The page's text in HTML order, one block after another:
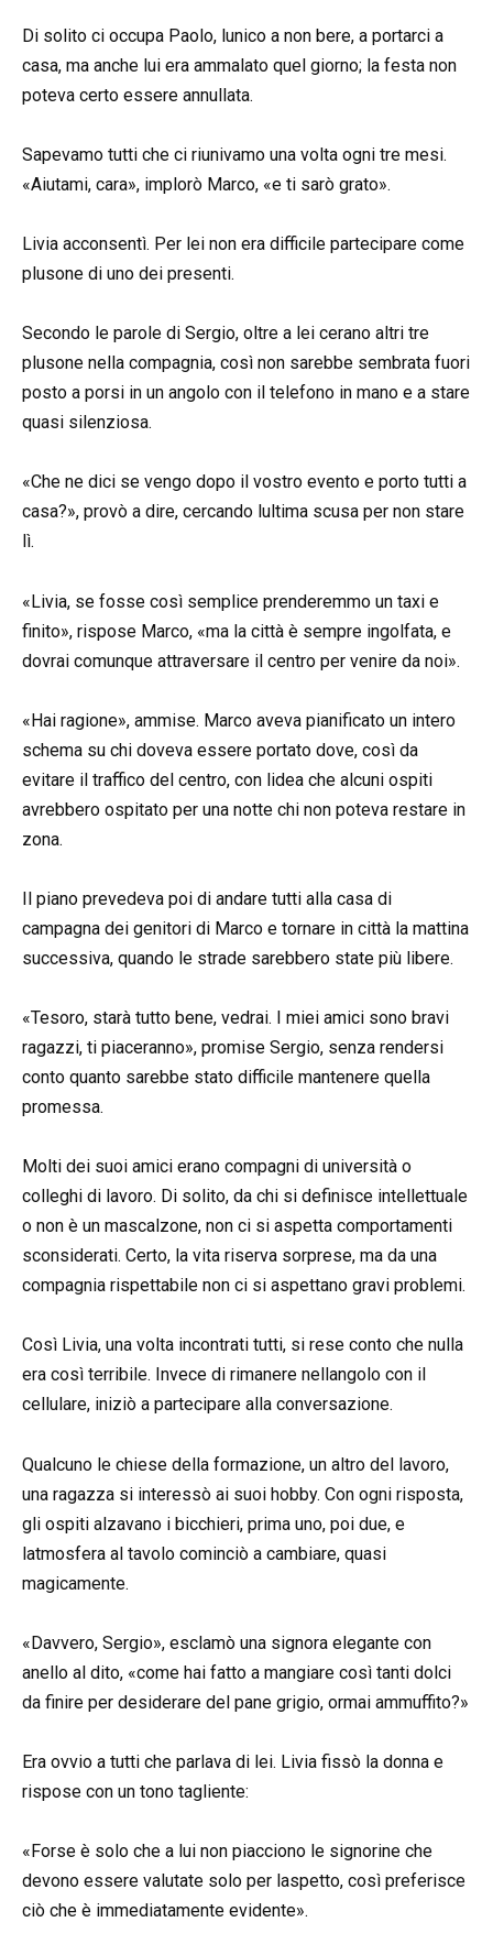
Di solito ci occupa Paolo, lunico a non bere, a portarci a
casa, ma anche lui era ammalato quel giorno; la festa non
poteva certo essere annullata.
Sapevamo tutti che ci riunivamo una volta ogni tre mesi.
«Aiutami, cara», implorò Marco, «e ti sarò grato».
Livia acconsentì. Per lei non era difficile partecipare come
plusone di uno dei presenti.
Secondo le parole di Sergio, oltre a lei cerano altri tre
plusone nella compagnia, così non sarebbe sembrata fuori
posto a porsi in un angolo con il telefono in mano e a stare
quasi silenziosa.
«Che ne dici se vengo dopo il vostro evento e porto tutti a
casa?», provò a dire, cercando lultima scusa per non stare
lì.
«Livia, se fosse così semplice prenderemmo un taxi e
finito», rispose Marco, «ma la città è sempre ingolfata, e
dovrai comunque attraversare il centro per venire da noi».
«Hai ragione», ammise. Marco aveva pianificato un intero
schema su chi doveva essere portato dove, così da
evitare il traffico del centro, con lidea che alcuni ospiti
avrebbero ospitato per una notte chi non poteva restare in
zona.
Il piano prevedeva poi di andare tutti alla casa di
campagna dei genitori di Marco e tornare in città la mattina
successiva, quando le strade sarebbero state più libere.
«Tesoro, starà tutto bene, vedrai. I miei amici sono bravi
ragazzi, ti piaceranno», promise Sergio, senza rendersi
conto quanto sarebbe stato difficile mantenere quella
promessa.
Molti dei suoi amici erano compagni di università o
colleghi di lavoro. Di solito, da chi si definisce intellettuale
o non è un mascalzone, non ci si aspetta comportamenti
sconsiderati. Certo, la vita riserva sorprese, ma da una
compagnia rispettabile non ci si aspettano gravi problemi.
Così Livia, una volta incontrati tutti, si rese conto che nulla
era così terribile. Invece di rimanere nellangolo con il
cellulare, iniziò a partecipare alla conversazione.
Qualcuno le chiese della formazione, un altro del lavoro,
una ragazza si interessò ai suoi hobby. Con ogni risposta,
gli ospiti alzavano i bicchieri, prima uno, poi due, e
latmosfera al tavolo cominciò a cambiare, quasi
magicamente.
«Davvero, Sergio», esclamò una signora elegante con
anello al dito, «come hai fatto a mangiare così tanti dolci
da finire per desiderare del pane grigio, ormai ammuffito?»
Era ovvio a tutti che parlava di lei. Livia fissò la donna e
rispose con un tono tagliente:
«Forse è solo che a lui non piacciono le signorine che
devono essere valutate solo per laspetto, così preferisce
ciò che è immediatamente evidente».